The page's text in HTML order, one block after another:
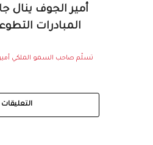
أمير الجوف ينال
المبادرات
تسلّم صاحب السمو الملكي
التعليقات